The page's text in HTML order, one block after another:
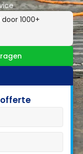
door 1000+